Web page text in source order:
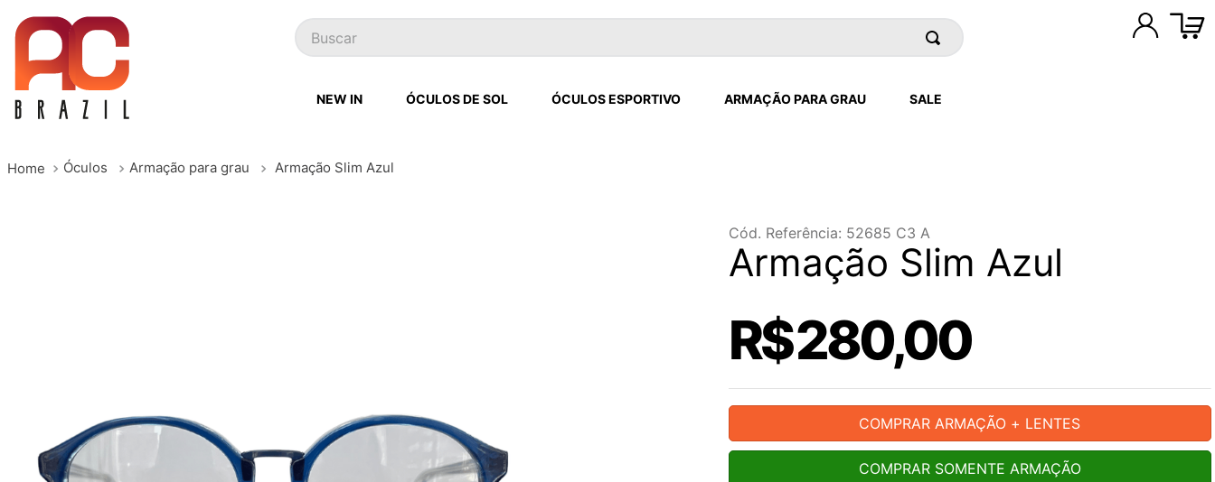
Buscar
NEW IN ÓCULOS DE SOL ÓCULOS ESPORTIVO ARMAÇÃO PARA GRAU SALE
Óculos Armação para grau Armação Slim Azul
Cód. Referência: 52685 C3 A
Armação Slim Azul
R$280,00
COMPRAR ARMAÇÃO + LENTES
COMPRAR SOMENTE ARMAÇÃO